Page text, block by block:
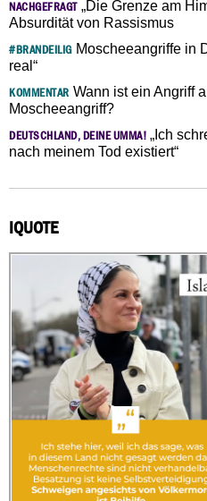
NACHGEFRAGT„Die Grenze am
Absurdität von Rassismus
#BRANDEILIGMoscheeangriffe in
real“
KOMMENTAR Wann ist ein Angriff
Moscheeangriff?
DEUTSCHLAND, DEINE UMMA! „Ich
nach meinem Tod existiert“
IQUOTE